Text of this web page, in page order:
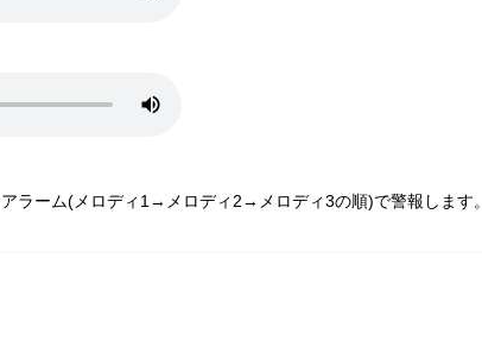
ラーム(メロディ1→メロディ2→メロディ3の順)で警報します。